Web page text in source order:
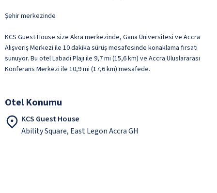
Şehir merkezinde
KCS Guest House size Akra merkezinde, Gana Üniversitesi ve Accra
Alışveriş Merkezi ile 10 dakika sürüş mesafesinde konaklama fırsatı
sunuyor. Bu otel Labadi Plajı ile 9,7 mi (15,6 km) ve Accra Uluslararası
Konferans Merkezi ile 10,9 mi (17,6 km) mesafede.
Otel Konumu
KCS Guest House
Ability Square, East Legon Accra GH